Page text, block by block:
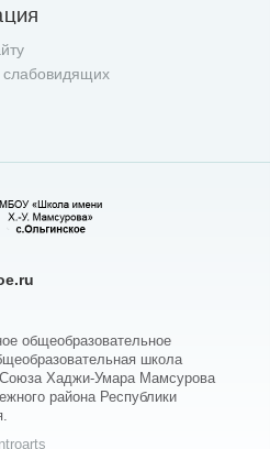
общеобразовательное
школа
Союза Хаджи-Умара Мамсурова
района Республики